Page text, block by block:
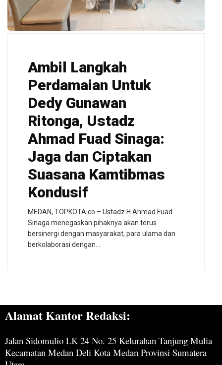
Ambil Langkah
Perdamaian Untuk
Dedy Gunawan
Ritonga, Ustadz
Ahmad Fuad Sinaga:
Jaga dan Ciptakan
Suasana Kamtibmas
Kondusif
MEDAN, TOPKOTA.co – Ustadz H Ahmad Fuad
Sinaga menegaskan pihaknya akan terus
bersinergi dengan masyarakat, para ulama dan
berkolaborasi dengan…
Alamat Kantor Redaksi:
Jalan Sidomulio LK 24 No. 25 Kelurahan Tanjung Mulia
Kecamatan Medan Deli Kota Medan Provinsi Sumatera